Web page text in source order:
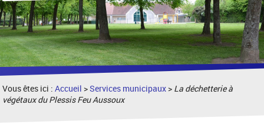
Vous êtes ici :Accueil >Services municipaux > La déchetterie à
végétaux du Plessis Feu Aussoux